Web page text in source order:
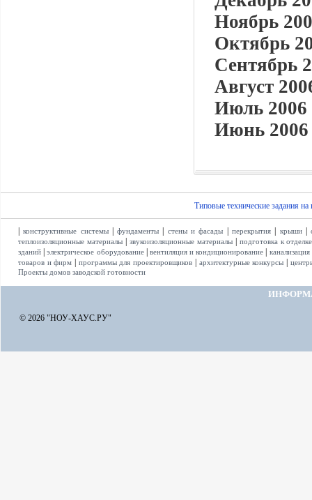
Ноябрь
Октябрь
Сентябрь
Август
Июль 2006
Июнь 2006
Типовые технические задания на
|конструктивные системы|фундаменты стены и фасады перекрытия| крыши|
теплоизоляционные материалы| звукоизоляционные материалы|
подготовка к отделке
зданий |электрическое оборудование| вентиляция и кондиционирование канализация
товаров и фирм программы для проектировщиков архитектурные конкурсы
Проекты домов заводской готовности
© 2026 "НОУ-ХАУС.РУ"